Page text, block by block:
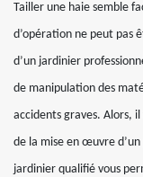
Tailler une haie semble
d’opération ne peut pas
d’un jardinier
de manipulation des
accidents graves. Alors,
de la mise en œuvre
jardinier qualifié vous